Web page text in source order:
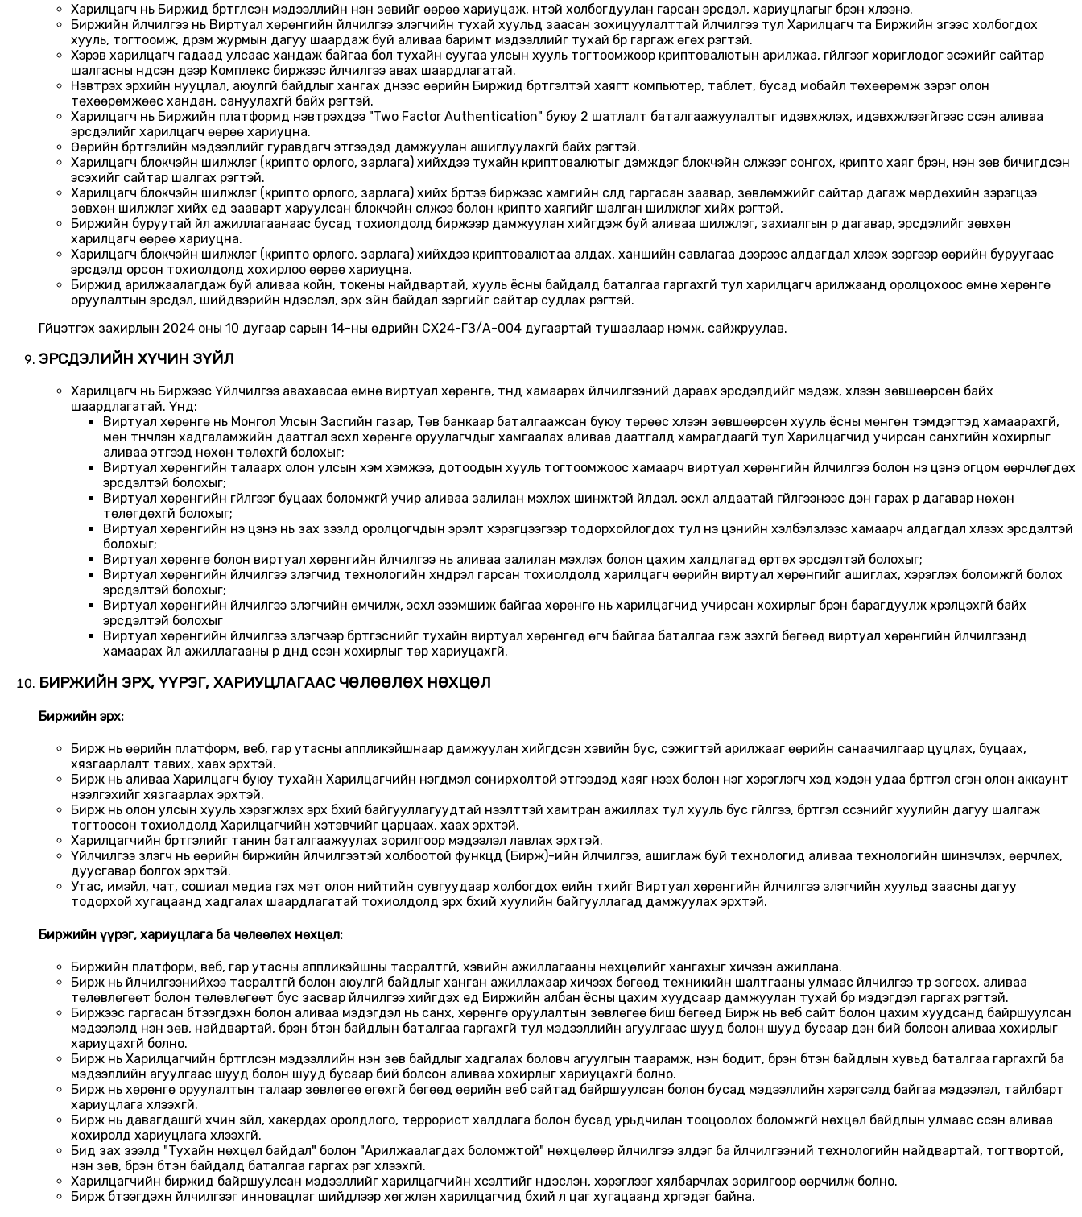
Харилцагч нь Биржид бүртгүүлсэн мэдээллийн үнэн зөвийг өөрөө хариуцаж, үүнтэй холбогдуулан гарсан эрсдэл, хариуцлагыг бүрэн хүлээнэ.
Биржийн үйлчилгээ нь Виртуал хөрөнгийн үйлчилгээ үзүүлэгчийн тухай хуульд заасан зохицуулалттай үйлчилгээ тул Харилцагч та Биржийн зүгээс холбогдох
хууль, тогтоомж, дүрэм журмын дагуу шаардаж буй аливаа баримт мэдээллийг тухай бүр гаргаж өгөх үүрэгтэй.
Хэрэв харилцагч гадаад улсаас хандаж байгаа бол тухайн суугаа улсын хууль тогтоомжоор криптовалютын арилжаа, гүйлгээг хориглодог эсэхийг сайтар
шалгасны үндсэн дээр Комплекс биржээс үйлчилгээ авах шаардлагатай.
Нэвтрэх эрхийн нууцлал, аюулгүй байдлыг хангах үүднээс өөрийн Биржид бүртгэлтэй хаягт компьютер, таблет, бусад мобайл төхөөрөмж зэрэг олон
төхөөрөмжөөс хандан, сануулахгүй байх үүрэгтэй.
Харилцагч нь Биржийн платформд нэвтрэхдээ "Two Factor Authentication" буюу 2 шатлалт баталгаажуулалтыг идэвхжүүлэх, идэвхжүүлээгүйгээс үүссэн аливаа
эрсдэлийг харилцагч өөрөө хариуцна.
Өөрийн бүртгэлийн мэдээллийг гуравдагч этгээдэд дамжуулан ашиглуулахгүй байх үүрэгтэй.
Харилцагч блокчэйн шилжүүлэг (крипто орлого, зарлага) хийхдээ тухайн криптовалютыг дэмждэг блокчэйн сүлжээг сонгох, крипто хаяг бүрэн, үнэн зөв бичигдсэн
эсэхийг сайтар шалгах үүрэгтэй.
Харилцагч блокчэйн шилжүүлэг (крипто орлого, зарлага) хийх бүртээ биржээс хамгийн сүүлд гаргасан заавар, зөвлөмжийг сайтар дагаж мөрдөхийн зэрэгцээ
зөвхөн шилжүүлэг хийх үед зааварт харуулсан блокчэйн сүлжээ болон крипто хаягийг шалган шилжүүлэг хийх үүрэгтэй.
Биржийн буруутай үйл ажиллагаанаас бусад тохиолдолд биржээр дамжуулан хийгдэж буй аливаа шилжүүлэг, захиалгын үр дагавар, эрсдэлийг зөвхөн
харилцагч өөрөө хариуцна.
Харилцагч блокчэйн шилжүүлэг (крипто орлого, зарлага) хийхдээ криптовалютаа алдах, ханшийн савлагаа дээрээс алдагдал хүлээх зэргээр өөрийн буруугаас
эрсдэлд орсон тохиолдолд хохирлоо өөрөө хариуцна.
Биржид арилжаалагдаж буй аливаа койн, токены найдвартай, хууль ёсны байдалд баталгаа гаргахгүй тул харилцагч арилжаанд оролцохоос өмнө хөрөнгө
оруулалтын эрсдэл, шийдвэрийн үндэслэл, эрх зүйн байдал зэргийг сайтар судлах үүрэгтэй.
Гүйцэтгэх захирлын 2024 оны 10 дугаар сарын 14-ны өдрийн CX24-ГЗ/А-004 дугаартай тушаалаар нэмж, сайжруулав.
ЭРСДЭЛИЙН ХҮЧИН ЗҮЙЛ
Харилцагч нь Биржээс Үйлчилгээ авахаасаа өмнө виртуал хөрөнгө, түүнд хамаарах үйлчилгээний дараах эрсдэлүүдийг мэдэж, хүлээн зөвшөөрсөн байх
шаардлагатай. Үүнд:
Виртуал хөрөнгө нь Монгол Улсын Засгийн газар, Төв банкаар баталгаажсан буюу төрөөс хүлээн зөвшөөрсөн хууль ёсны мөнгөн тэмдэгтэд хамаарахгүй,
мөн түүнчлэн хадгаламжийн даатгал эсхүл хөрөнгө оруулагчдыг хамгаалах аливаа даатгалд хамрагдаагүй тул Харилцагчид учирсан санхүүгийн хохирлыг
аливаа этгээд нөхөн төлөхгүй болохыг;
Виртуал хөрөнгийн талаарх олон улсын хэм хэмжээ, дотоодын хууль тогтоомжоос хамаарч виртуал хөрөнгийн үйлчилгээ болон үнэ цэнэ огцом өөрчлөгдөх
эрсдэлтэй болохыг;
Виртуал хөрөнгийн гүйлгээг буцаах боломжгүй учир аливаа залилан мэхлэх шинжтэй үйлдэл, эсхүл алдаатай гүйлгээнээс үүдэн гарах үр дагавар нөхөн
төлөгдөхгүй болохыг;
Виртуал хөрөнгийн үнэ цэнэ нь зах зээлд оролцогчдын эрэлт хэрэгцээгээр тодорхойлогдох тул үнэ цэнийн хэлбэлзлээс хамаарч алдагдал хүлээх эрсдэлтэй
болохыг;
Виртуал хөрөнгө болон виртуал хөрөнгийн үйлчилгээ нь аливаа залилан мэхлэх болон цахим халдлагад өртөх эрсдэлтэй болохыг;
Виртуал хөрөнгийн үйлчилгээ үзүүлэгчид технологийн хүндрэл гарсан тохиолдолд харилцагч өөрийн виртуал хөрөнгийг ашиглах, хэрэглэх боломжгүй болох
эрсдэлтэй болохыг;
Виртуал хөрөнгийн үйлчилгээ үзүүлэгчийн өмчилж, эсхүл эзэмшиж байгаа хөрөнгө нь харилцагчид учирсан хохирлыг бүрэн барагдуулж хүрэлцэхгүй байх
эрсдэлтэй болохыг
Виртуал хөрөнгийн үйлчилгээ үзүүлэгчээр бүртгэснийг тухайн виртуал хөрөнгөд өгч байгаа баталгаа гэж үзэхгүй бөгөөд виртуал хөрөнгийн үйлчилгээнд
хамаарах үйл ажиллагааны үр дүнд үүссэн хохирлыг төр хариуцахгүй.
БИРЖИЙН ЭРХ, ҮҮРЭГ, ХАРИУЦЛАГААС ЧӨЛӨӨЛӨХ НӨХЦӨЛ
Биржийн эрх:
Бирж нь өөрийн платформ, веб, гар утасны аппликэйшнаар дамжуулан хийгдсэн хэвийн бус, сэжигтэй арилжааг өөрийн санаачилгаар цуцлах, буцаах,
хязгаарлалт тавих, хаах эрхтэй.
Бирж нь аливаа Харилцагч буюу тухайн Харилцагчийн нэгдмэл сонирхолтой этгээдэд хаяг нээх болон нэг хэрэглэгч хэд хэдэн удаа бүртгэл үүсгэн олон аккаунт
нээлгэхийг хязгаарлах эрхтэй.
Бирж нь олон улсын хууль хэрэгжүүлэх эрх бүхий байгууллагуудтай нээлттэй хамтран ажиллах тул хууль бус гүйлгээ, бүртгэл үүссэнийг хуулийн дагуу шалгаж
тогтоосон тохиолдолд Харилцагчийн хэтэвчийг царцаах, хаах эрхтэй.
Харилцагчийн бүртгэлийг танин баталгаажуулах зорилгоор мэдээлэл лавлах эрхтэй.
Үйлчилгээ үзүүлэгч нь өөрийн биржийн үйлчилгээтэй холбоотой функцүүд (Бирж)-ийн үйлчилгээ, ашиглаж буй технологид аливаа технологийн шинэчлэх, өөрчлөх,
дуусгавар болгох эрхтэй.
Утас, имэйл, чат, сошиал медиа гэх мэт олон нийтийн сувгуудаар холбогдох үеийн түүхийг Виртуал хөрөнгийн үйлчилгээ үзүүлэгчийн хуульд заасны дагуу
тодорхой хугацаанд хадгалах шаардлагатай тохиолдолд эрх бүхий хуулийн байгууллагад дамжуулах эрхтэй.
Биржийн үүрэг, хариуцлага ба чөлөөлөх нөхцөл:
Биржийн платформ, веб, гар утасны аппликэйшны тасралтгүй, хэвийн ажиллагааны нөхцөлийг хангахыг хичээн ажиллана.
Бирж нь үйлчилгээнийхээ тасралтгүй болон аюулгүй байдлыг ханган ажиллахаар хичээх бөгөөд техникийн шалтгааны улмаас үйлчилгээ түр зогсох, аливаа
төлөвлөгөөт болон төлөвлөгөөт бус засвар үйлчилгээ хийгдэх үед Биржийн албан ёсны цахим хуудсаар дамжуулан тухай бүр мэдэгдэл гаргах үүрэгтэй.
Биржээс гаргасан бүтээгдэхүүн болон аливаа мэдэгдэл нь санхүү, хөрөнгө оруулалтын зөвлөгөө биш бөгөөд Бирж нь веб сайт болон цахим хуудсанд байршуулсан
мэдээлэлд үнэн зөв, найдвартай, бүрэн бүтэн байдлын баталгаа гаргахгүй тул мэдээллийн агуулгаас шууд болон шууд бусаар үүдэн бий болсон аливаа хохирлыг
хариуцахгүй болно.
Бирж нь Харилцагчийн бүртгүүлсэн мэдээллийн үнэн зөв байдлыг хадгалах боловч агуулгын таарамж, үнэн бодит, бүрэн бүтэн байдлын хувьд баталгаа гаргахгүй ба
мэдээллийн агуулгаас шууд болон шууд бусаар бий болсон аливаа хохирлыг хариуцахгүй болно.
Бирж нь хөрөнгө оруулалтын талаар зөвлөгөө өгөхгүй бөгөөд өөрийн веб сайтад байршуулсан болон бусад мэдээллийн хэрэгсэлд байгаа мэдээлэл, тайлбарт
хариуцлага хүлээхгүй.
Бирж нь давагдашгүй хүчин зүйл, хакердах оролдлого, террорист халдлага болон бусад урьдчилан тооцоолох боломжгүй нөхцөл байдлын улмаас үүссэн аливаа
хохиролд хариуцлага хүлээхгүй.
Бид зах зээлд "Тухайн нөхцөл байдал" болон "Арилжаалагдах боломжтой" нөхцөлөөр үйлчилгээ үзүүлдэг ба үйлчилгээний технологийн найдвартай, тогтвортой,
үнэн зөв, бүрэн бүтэн байдалд баталгаа гаргах үүрэг хүлээхгүй.
Харилцагчийн биржид байршуулсан мэдээллийг харилцагчийн хүсэлтийг үндэслэн, хэрэглээг хялбарчлах зорилгоор өөрчилж болно.
Бирж бүтээгдэхүүн үйлчилгээг инновацлаг шийдлээр хөгжүүлэн харилцагчид бүхий л цаг хугацаанд хүргэдэг байна.